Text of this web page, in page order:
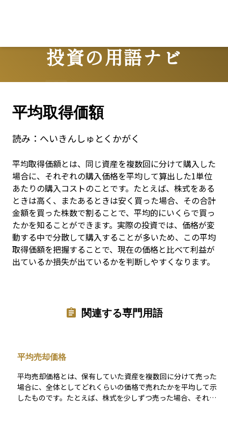
投資の用語ナビ
Terms
平均取得価額
読み： へいきんしゅとくかがく
平均取得価額とは、同じ資産を複数回に分けて購入した
場合に、それぞれの購入価格を平均して算出した1単位
あたりの購入コストのことです。たとえば、株式をある
ときは高く、またあるときは安く買った場合、その合計
金額を買った株数で割ることで、平均的にいくらで買っ
たかを知ることができます。実際の投資では、価格が変
動する中で分散して購入することが多いため、この平均
取得価額を把握することで、現在の価格と比べて利益が
出ているか損失が出ているかを判断しやすくなります。
関連する専門用語
平均売却価格
平均売却価格とは、保有していた資産を複数回に分けて売った
場合に、全体としてどれくらいの価格で売れたかを平均して示
したものです。たとえば、株式を少しずつ売った場合、それぞ